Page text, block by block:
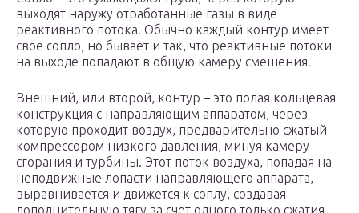
выходят наружу отработанные газы в виде
реактивного потока. Обычно каждый контур имеет
свое сопло, но бывает и так, что реактивные потоки
на выходе попадают в общую камеру смешения.
Внешний, или второй, контур – это полая кольцевая
конструкция с направляющим аппаратом, через
которую проходит воздух, предварительно сжатый
компрессором низкого давления, минуя камеру
сгорания и турбины. Этот поток воздуха, попадая на
неподвижные лопасти направляющего аппарата,
выравнивается и движется к соплу, создавая
дополнительную тягу за счет одного только сжатия